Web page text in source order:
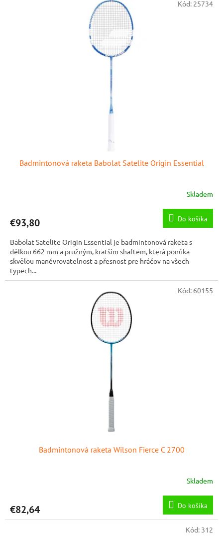
Badmintonová raketa Babolat Satelite Origin Essential
Skladem
€93,80 Do košíka
Babolat Satelite Origin Essential je badmintonová raketa s
délkou 662 mm a pružným, kratším shaftem, která ponúka
skvělou manévrovatelnost a přesnost pre hráčov na všech
typech...
Kód: 25734
Badmintonová raketa Wilson Fierce C 2700
Skladem
€82,64 Do košíka
Kód: 60155
Kód: 312